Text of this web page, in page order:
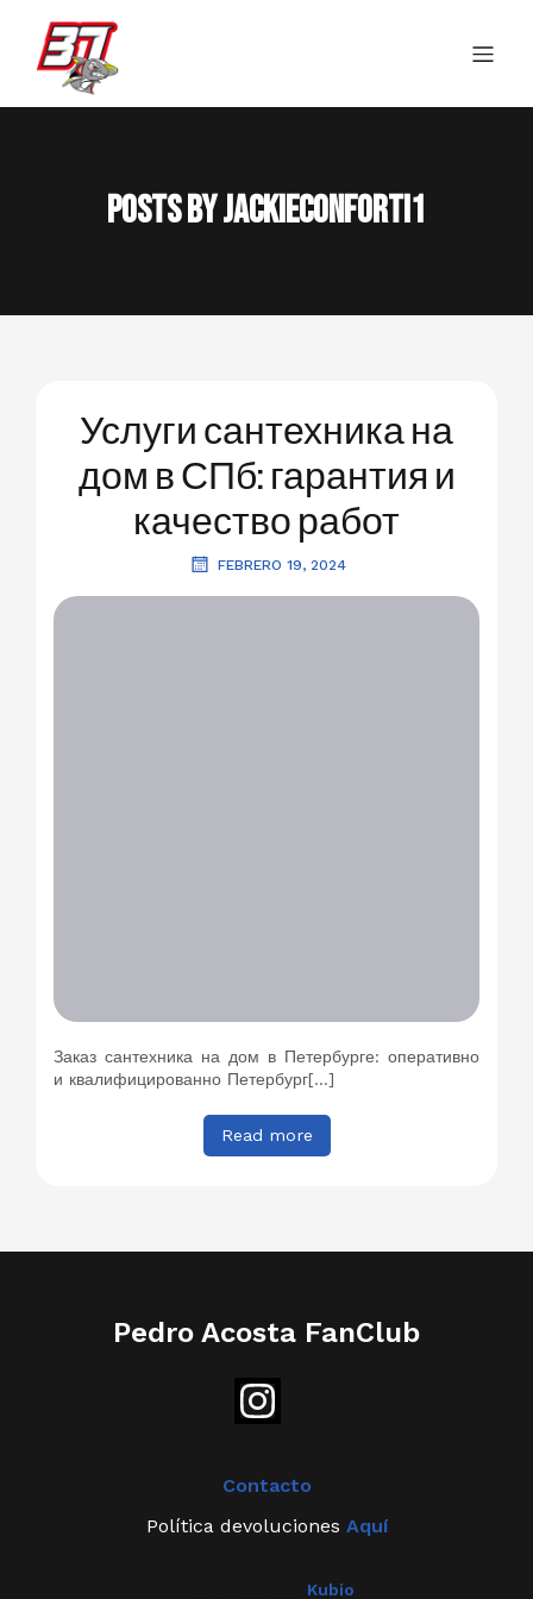
Posts byjackieconforti1
Услуги сантехника на
дом в СПб: гарантия и
качество работ
FEBRERO 19, 2024
Заказ сантехника на дом в Петербурге: оперативно
и квалифицированно Петербург[…]
Read more
Pedro Acosta FanClub
Contacto
Política devoluciones Aquí
Kubio